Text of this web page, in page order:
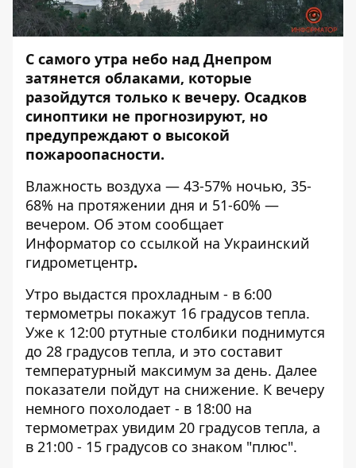
С самого утра небо над Днепром
затянется облаками, которые
разойдутся только к вечеру. Осадков
синоптики не прогнозируют, но
предупреждают о высокой
пожароопасности.
Влажность воздуха — 43-57% ночью, 35-
68% на протяжении дня и 51-60% —
вечером. Об этом сообщает
Информатор со ссылкой на Украинский
гидрометцентр.
Утро выдастся прохладным - в 6:00
термометры покажут 16 градусов тепла.
Уже к 12:00 ртутные столбики поднимутся
до 28 градусов тепла, и это составит
температурный максимум за день. Далее
показатели пойдут на снижение. К вечеру
немного похолодает - в 18:00 на
термометрах увидим 20 градусов тепла, а
в 21:00 - 15 градусов со знаком "плюс".